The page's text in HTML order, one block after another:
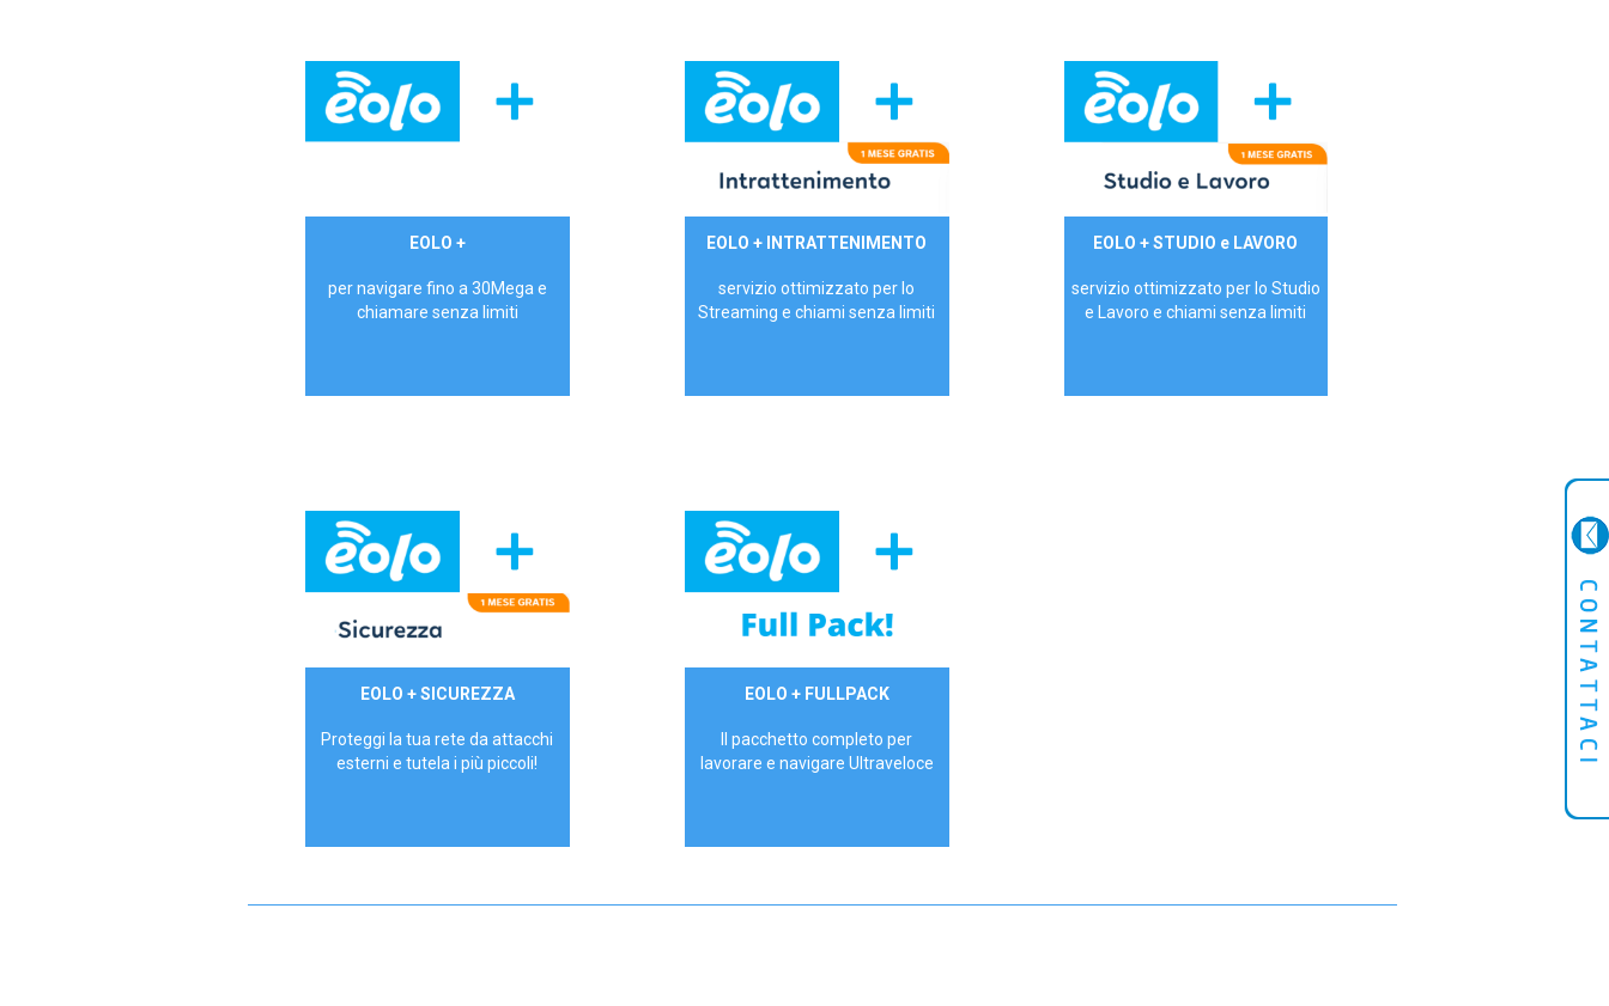
€ 24,90/meseEOLO +
per navigare fino a 30Mega e
chiamare senza limiti
29,90€/mese
EOLO + INTRATTENIMENTO
servizio ottimizzato per lo
Streaming e chiami senza limiti
29,90€/mese
EOLO + STUDIO e LAVORO
servizio ottimizzato per lo Studio
e Lavoro e chiami senza limiti
29,90€/mese
EOLO + SICUREZZA
Proteggi la tua rete da attacchi
esterni e tutela i più piccoli!
34,90 €/meseEOLO + FULLPACK
Il pacchetto completo per
lavorare e navigare Ultraveloce